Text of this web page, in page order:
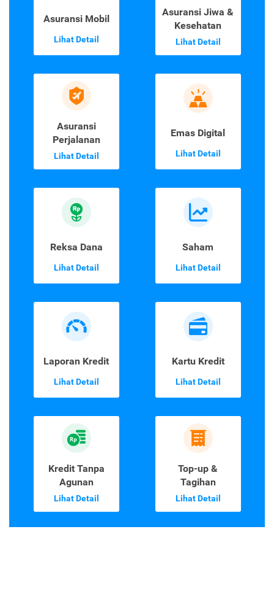
Asuransi Mobil
Lihat Detail
Asuransi Jiwa &
Kesehatan
Lihat Detail
Asuransi
Perjalanan
Lihat Detail
Emas Digital
Lihat Detail
Reksa Dana
Lihat Detail
Saham
Lihat Detail
Laporan Kredit
Lihat Detail
Kartu Kredit
Lihat Detail
Kredit Tanpa
Agunan
Lihat Detail
Top-up &
Tagihan
Lihat Detail